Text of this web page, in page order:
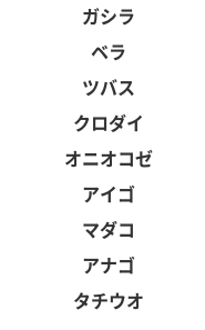
ガシラ
ベラ
ツバス
クロダイ
オニオコゼ
アイゴ
マダコ
アナゴ
タチウオ